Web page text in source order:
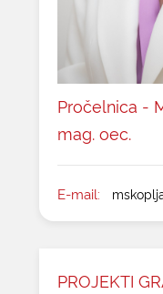
Pročelnica -
mag. oec.
E-mail:
PROJEKTI